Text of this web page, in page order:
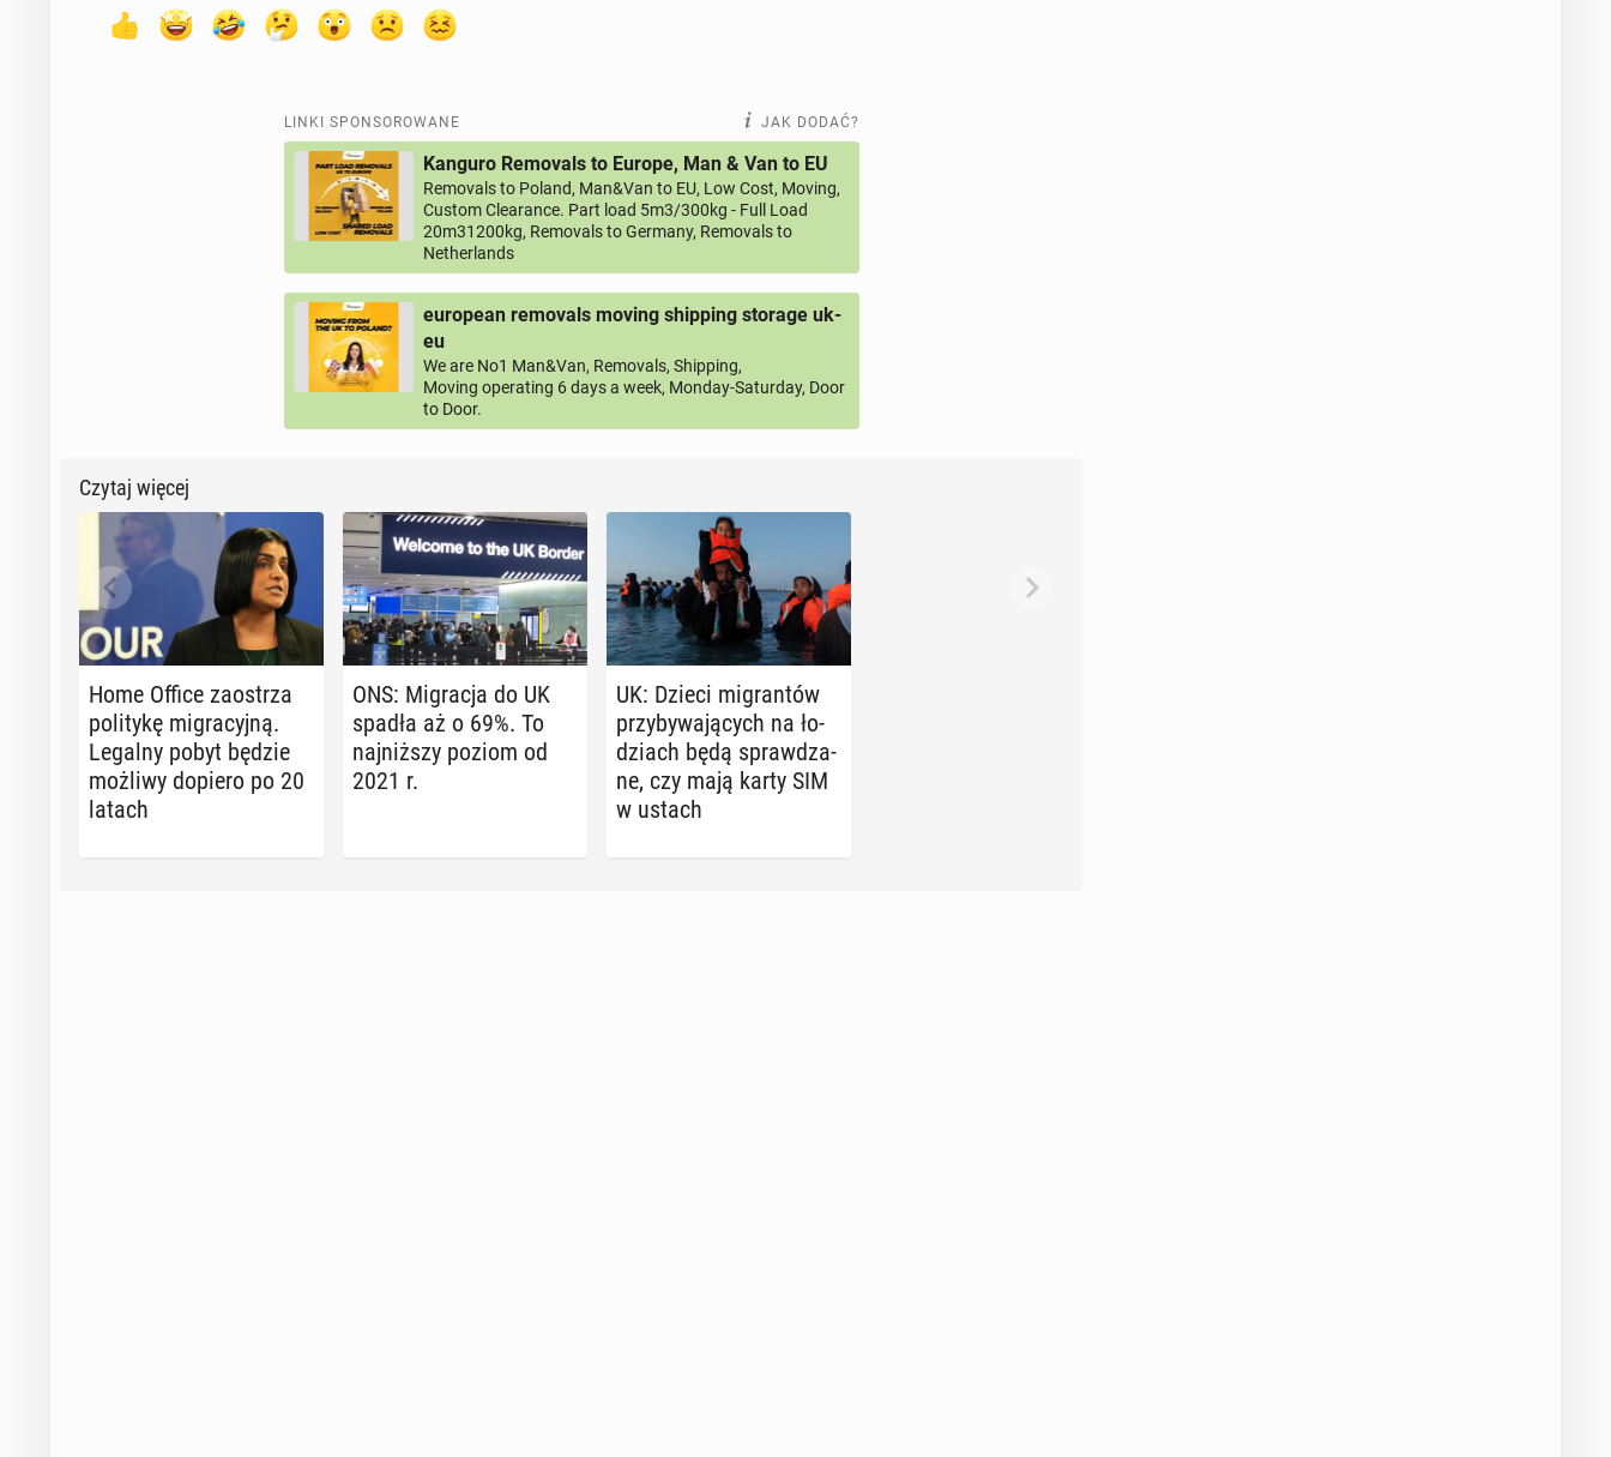
LINKI SPONSOROWANE JAK DODAĆ?
Kanguro Removals to Europe, Man & Van to EU
Removals to Poland, Man&Van to EU, Low Cost, Moving,
Custom Clearance. Part load 5m3/300kg - Full Load
20m31200kg, Removals to Germany, Removals to
Netherlands
european removals moving shipping storage uk-
eu
We are No1 Man&Van, Removals, Shipping,
Moving operating 6 days a week, Monday-Saturday, Door
to Door.
Czytaj więcej
Home Office za­ostrza
po­li­ty­kę mi­gra­cyj­ną.
Legalny pobyt będzie
możliwy dopiero po 20
latach
ONS: Mi­gra­cja do UK
spadła aż o 69%. To
naj­niż­szy poziom od
2021 r.
UK: Dzieci mi­gran­tów
przy­by­wa­ją­cych na ło­
dziach będą spraw­dza­
ne, czy mają karty SIM
w ustach